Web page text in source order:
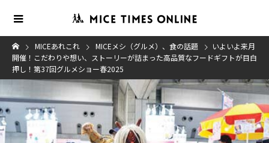
MICEあれこれ MICEメシ（グルメ）、食の話題
いよいよ来月
開催！こだわりや想い、ストーリーが詰まった高品質なフードギフトが目白
押し！第37回グルメショー春2025